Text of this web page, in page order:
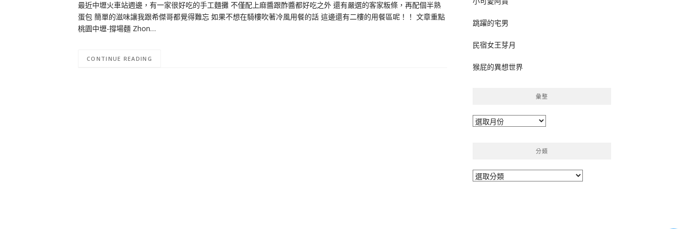
最近中壢火車站週邊，有一家很好吃的手工麵攤 不僅配上麻醬跟酢醬都好吃之外 還有嚴選的客家粄條，再配個半熟
蛋包 簡單的滋味讓我跟希傑哥都覺得難忘 如果不想在騎樓吹著冷風用餐的話 這邊還有二樓的用餐區呢！！ 文章重點
桃園中壢-撐場麵 Zhon…
CONTINUE READING
跳躍的宅男
民宿女王芽月
猴屁的異想世界
彙整
彙
分類
分